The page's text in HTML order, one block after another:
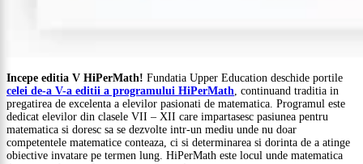
Incepe editia V HiPerMath! Fundatia Upper Education deschide portile
celei de-a V-a editii a programului HiPerMath , continuand traditia in
pregatirea de excelenta a elevilor pasionati de matematica. Programul este
dedicat elevilor din clasele VII – XII care impartasesc pasiunea pentru
matematica si doresc sa se dezvolte intr-un mediu unde nu doar
competentele matematice conteaza, ci si determinarea si dorinta de a atinge
obiective invatare pe termen lung. HiPerMath este locul unde matematica